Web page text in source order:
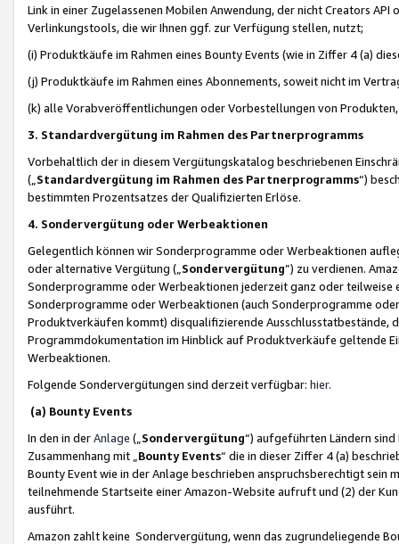
Link in einer Zugelassenen Mobilen Anwendung, der nicht Creators
Verlinkungstools, die wir Ihnen ggf. zur Verfügung stellen, nutzt;
(i) Produktkäufe im Rahmen eines Bounty Events (wie in Ziffer 4 (a)
(j) Produktkäufe im Rahmen eines Abonnements, soweit nicht im
(k) alle Vorabveröffentlichungen oder Vorbestellungen von
3. Standardvergütung im Rahmen des Partnerprogramms
Vorbehaltlich der in diesem Vergütungskatalog beschriebenen
(„ Standardvergütung im Rahmen des Partnerprogramms“)
bestimmten Prozentsatzes der Qualifizierten Erlöse.
4. Sondervergütung oder Werbeaktionen
Gelegentlich können wir Sonderprogramme oder Werbeaktionen
oder alternative Vergütung („ Sondervergütung”) zu verdienen.
Sonderprogramme oder Werbeaktionen jederzeit ganz oder
Sonderprogramme oder Werbeaktionen (auch Sonderprogramme
Produktverkäufen kommt) disqualifizierende Ausschlusstatbestände,
Programmdokumentation im Hinblick auf Produktverkäufe geltende
Werbeaktionen.
Folgende Sondervergütungen sind derzeit verfügbar: hier.
(a) Bounty Events
In den in derAnlage („ Sondervergütung“) aufgeführten Ländern
Zusammenhang mit „ Bounty Events“ die in dieser Ziffer 4 (a)
Bounty Event wie in der Anlage beschrieben anspruchsberechtigt sein
teilnehmende Startseite einer Amazon-Website aufruft und (2) der
ausführt.
Amazon zahlt keine Sondervergütung, wenn das zugrundeliegende